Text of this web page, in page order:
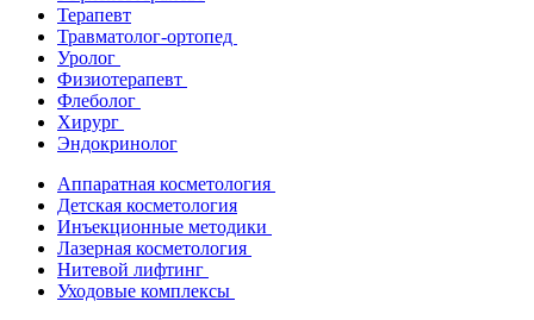
Терапевт
Травматолог-ортопед
Уролог
Физиотерапевт
Флеболог
Хирург
Эндокринолог
Аппаратная косметология
Детская косметология
Инъекционные методики
Лазерная косметология
Нитевой лифтинг
Уходовые комплексы